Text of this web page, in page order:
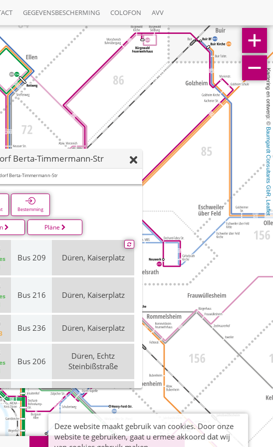
GEGEVENSBESCHERMING COLOFON AVV
Kartering en ontwerp: ©
Baumgardt Consultants GbR
,
Leaflet
Berta-Timmermann-Str
Berta-Timmermann-Str
Bestemming
Pläne
Bus 209 Düren, Kaiserplatz
Bus 216 Düren, Kaiserplatz
Bus 236 Düren, Kaiserplatz
Bus 206
Düren, Echtz
Steinbißstraße
Bus 206 Düren, Kaiserplatz
Bus 209 Düren, Kaiserplatz
Deze website maakt gebruik van cookies. Door onze
website te gebruiken, gaat u ermee akkoord dat wij